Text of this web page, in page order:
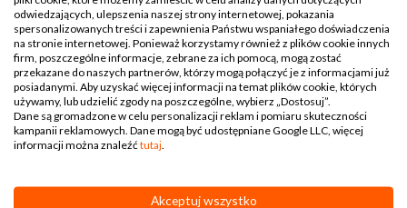
rozmiarem, dzięki czemu nie zajmuje dużo miejsca, ale
jednocześnie mieści odpowiednią ilość woreczków. Dostępne
w różnych kolorach i wzorach, doskonale dopasowuje się do
stylu właściciela i psa, stając się nie tylko funkcjonalnym, ale
także estetycznym dodatkiem.
Dla kogo jest etui na woreczki dla
psa?
odwiedzających, ulepszenia naszej strony internetowej, pokazania
spersonalizowanych treści i zapewnienia Państwu wspaniałego doświadczenia
na stronie internetowej. Ponieważ korzystamy również z plików cookie innych
firm, poszczególne informacje, zebrane za ich pomocą, mogą zostać
przekazane do naszych partnerów, którzy mogą połączyć je z informacjami już
posiadanymi. Aby uzyskać więcej informacji na temat plików cookie, których
używamy, lub udzielić zgody na poszczególne, wybierz „Dostosuj”.
Dane są gromadzone w celu personalizacji reklam i pomiaru skuteczności
kampanii reklamowych. Dane mogą być udostępniane Google LLC, więcej
informacji można znaleźć tutaj
Akceptuj wszystko